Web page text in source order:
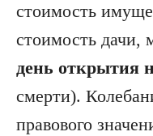
стоимость
стоимость
день открытия
смерти).
правового